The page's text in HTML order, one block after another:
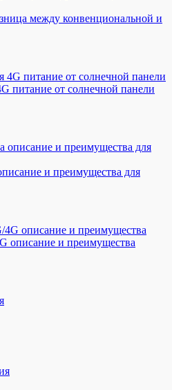
между конвенциональной и
питание от солнечной панели
и преимущества для
описание и преимущества